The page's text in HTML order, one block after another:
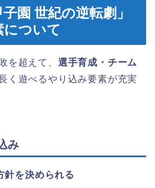
園 世紀の逆転劇」
について
を超えて、 選手育成・チーム
く遊べるやり込み要素が充実
み
針を決められる